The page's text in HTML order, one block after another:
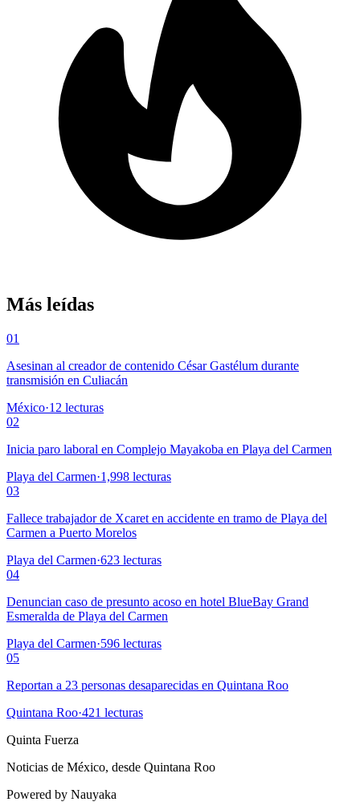
Más leídas
01
Asesinan al creador de contenido César Gastélum durante
transmisión en Culiacán
México·12 lecturas
02
Inicia paro laboral en Complejo Mayakoba en Playa del Carmen
Playa del Carmen·1,998 lecturas
03
Fallece trabajador de Xcaret en accidente en tramo de Playa del
Carmen a Puerto Morelos
Playa del Carmen·623 lecturas
04
Denuncian caso de presunto acoso en hotel BlueBay Grand
Esmeralda de Playa del Carmen
Playa del Carmen·596 lecturas
05
Reportan a 23 personas desaparecidas en Quintana Roo
Quintana Roo·421 lecturas
Quinta Fuerza
Noticias de México, desde Quintana Roo
Powered by Nauyaka